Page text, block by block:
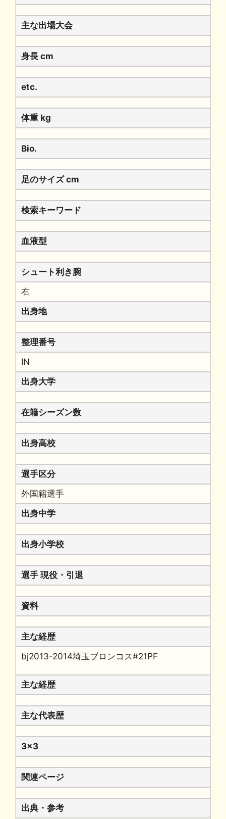
主な出場大会
身長 cm
etc.
体重 kg
Bio.
足のサイズ cm
検索キーワード
血液型
シュート利き腕
右
出身地
整理番号
IN
出身大学
在籍シーズン数
出身高校
選手区分
外国籍選手
出身中学
出身小学校
選手 現役・引退
資料
主な経歴
bj2013-2014埼玉ブロンコス#21PF
主な経歴
主な代表歴
3x3
関連ページ
出典・参考